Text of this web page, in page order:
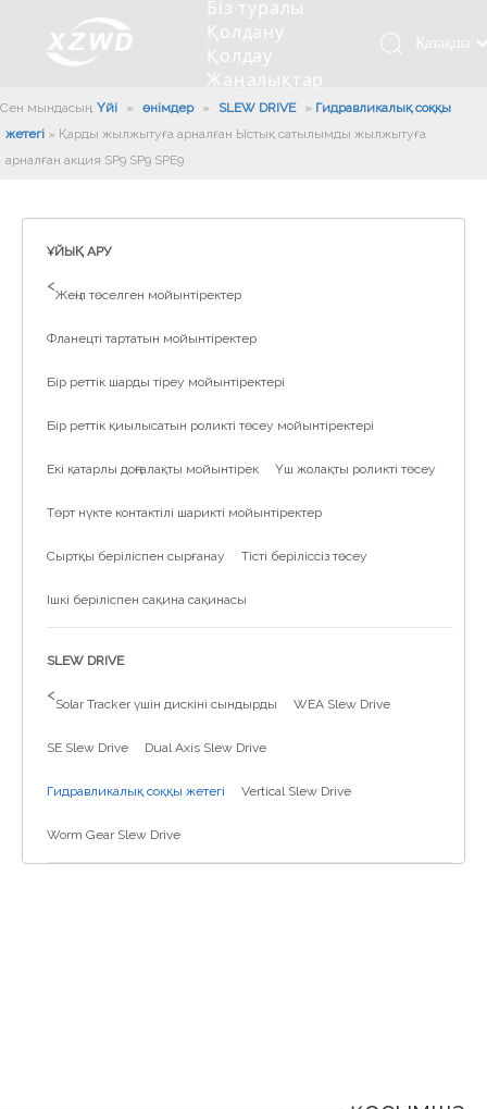
Кесетін төсеу
Біз туралы
Компания туралы мәлімет
Қолдану
Инженерлік машиналар
Қолдау
Мойынтіректерді орнату
Жаңалықтар
Ұзындығы сақина
Бізбен
хабарласыңыз
Қазақша
Türk dili
Tiếng Việt
Сен мындасың: Үйі » өнімдер » SLEW DRIVE » Гидравликалық соққы
жетегі » Қарды жылжытуға арналған Ыстық сатылымды жылжытуға
арналған акция SP9 SP9 SPE9
ҰЙЫҚ АРУ
>
Жеңіл төселген мойынтіректер
Фланецті тартатын мойынтіректер
Бір реттік шарды тіреу мойынтіректері
Бір реттік қиылысатын роликті төсеу мойынтіректері
Екі қатарлы доңғалақты мойынтірек Үш жолақты роликті төсеу
Төрт нүкте контактілі шарикті мойынтіректер
Сыртқы беріліспен сырғанау Тісті беріліссіз төсеу
Ішкі беріліспен сақина сақинасы
SLEW DRIVE
>
Solar Tracker үшін дискіні сындырды WEA Slew Drive
SE Slew Drive Dual Axis Slew Drive
Гидравликалық соққы жетегі Vertical Slew Drive
Worm Gear Slew Drive